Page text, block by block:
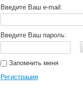
Введите Ваш e-mail:
Введите Ваш пароль:
Запомнить меня
Регистрация